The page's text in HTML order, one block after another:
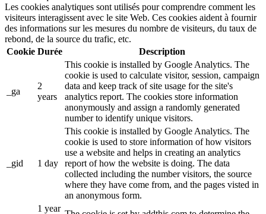
Les cookies analytiques sont utilisés pour comprendre comment les
visiteurs interagissent avec le site Web. Ces cookies aident à fournir
des informations sur les mesures du nombre de visiteurs, du taux de
rebond, de la source du trafic, etc.
Cookie Durée Description
_ga
2
years
This cookie is installed by Google Analytics. The
cookie is used to calculate visitor, session, campaign
data and keep track of site usage for the site's
analytics report. The cookies store information
anonymously and assign a randomly generated
number to identify unique visitors.
_gid 1 day
This cookie is installed by Google Analytics. The
cookie is used to store information of how visitors
use a website and helps in creating an analytics
report of how the website is doing. The data
collected including the number visitors, the source
where they have come from, and the pages visted in
an anonymous form.
1 year